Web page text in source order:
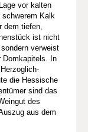
vor kalten
schwerem Kalk
dem tiefen,
ist nicht
verweist
Domkapitels. In
die Hessische
sind das
des
aus dem